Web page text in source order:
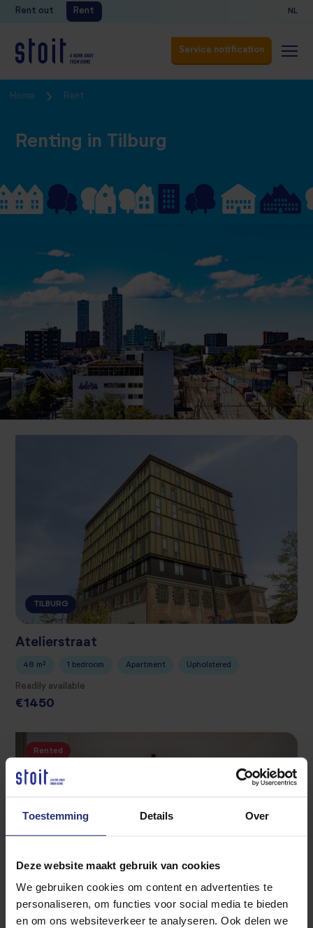
Toestemming Details Over
Deze website maakt gebruik van cookies
We gebruiken cookies om content en advertenties te
personaliseren, om functies voor social media te bieden
en om ons websiteverkeer te analyseren. Ook delen we
Rent out Rent NL
Service notification
Home Rent
Renting in Tilburg
TILBURG
Atelierstraat
48 m² 1 bedroom Apartment Upholstered
Readily available
€1450
Rented
TILBURG